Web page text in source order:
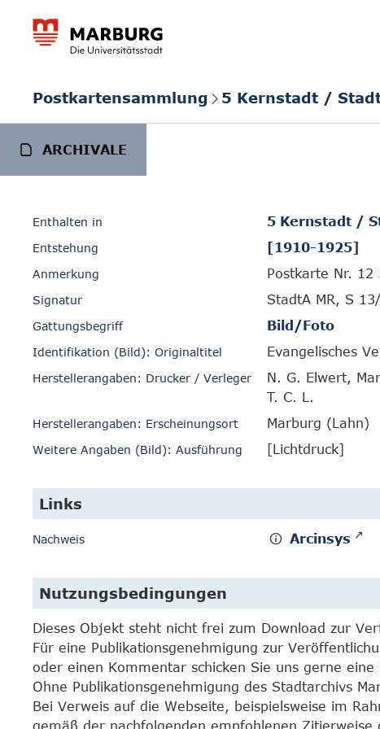
Postkartensammlung 5 Kernstadt /
ARCHIVALE
Enthalten in 5 Kernstadt /
Entstehung [1910-1925]
Anmerkung Postkarte Nr. 12
Signatur StadtA MR, S
Gattungsbegriff Bild/Foto
Identifikation (Bild): Originaltitel Evangelisches
Herstellerangaben: Drucker / Verleger
N. G. Elwert,
T. C. L.
Herstellerangaben: Erscheinungsort Marburg (Lahn)
Weitere Angaben (Bild): Ausführung [Lichtdruck]
Links
Nachweis Arcinsys
Nutzungsbedingungen
Dieses Objekt steht nicht frei zum Download zur
Für eine Publikationsgenehmigung zur
oder einen Kommentar schicken Sie uns gerne eine
Ohne Publikationsgenehmigung des Stadtarchivs
Bei Verweis auf die Webseite, beispielsweise im
gemäß der nachfolgenden empfohlenen Zitierweise